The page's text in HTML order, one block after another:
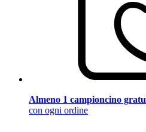
Almeno 1 campioncino
con ogni ordine